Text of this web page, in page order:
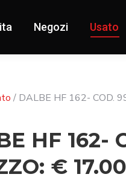
Negozi Usato
/ DALBE HF 162- COD.
HF 162-
€